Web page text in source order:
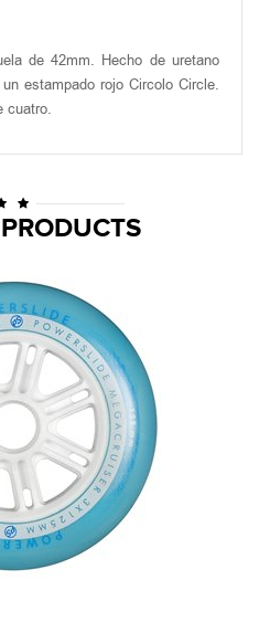
de 42mm. Hecho de uretano
estampado rojo Circolo Circle.
cuatro.